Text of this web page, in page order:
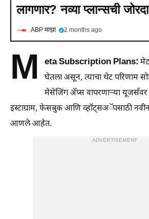
लागणार? नव्या प्लान्सची
ABP माझा 2 months ago
M eta Subscription Plans:
घेतला असून, त्याचा थेट परिणाम
मेसेजिंग ॲप्स वापरणाऱ्या
इस्टाग्राम, फेसबुक आणि व्हॉट्सअॅपसाठी नवीन
आणले आहेत.
ADVERTISEMENT